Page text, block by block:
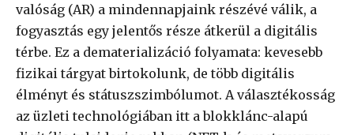
valóság (AR) a mindennapjaink részévé válik, a
fogyasztás egy jelentős része átkerül a digitális
térbe. Ez a dematerializáció folyamata: kevesebb
fizikai tárgyat birtokolunk, de több digitális
élményt és státuszszimbólumot. A választékosság
az üzleti technológiában itt a blokklánc-alapú